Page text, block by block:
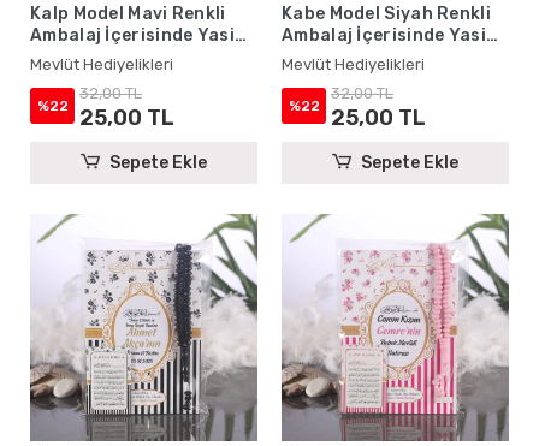
Kalp Model Mavi Renkli
Ambalaj İçerisinde Yasin
Kitabı, Magnet ve Tesbih -
Mevlüt Hediyelikleri
Mevlüt Hediyelikleri
%22
32,00 TL
25,00 TL
Sepete Ekle
Kabe Model Siyah Renkli
Ambalaj İçerisinde Yasin
Kitabı, Magnet ve Tesbih -
Mevlüt Hediyelikleri
Mevlüt Hediyelikleri
%22
32,00 TL
25,00 TL
Sepete Ekle